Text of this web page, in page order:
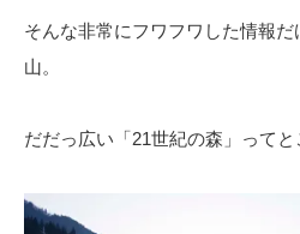
そんな非常にフワフワした情報
山。
だだっ広い「21世紀の森」ってと